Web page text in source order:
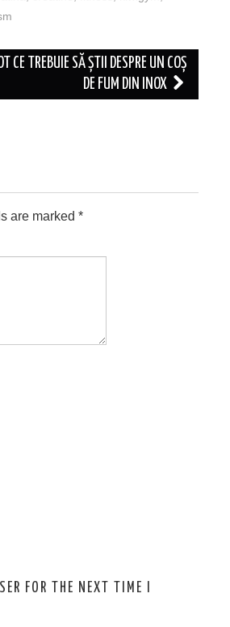
CE TREBUIE SĂ ȘTII DESPRE UN COȘ
DE FUM DIN INOX
are marked *
FOR THE NEXT TIME I